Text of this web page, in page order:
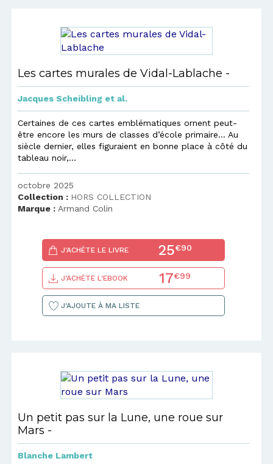
Les cartes murales de Vidal-Lablache -
Jacques Scheibling et al.
Certaines de ces cartes emblématiques ornent peut-
être encore les murs de classes d’école primaire… Au
siècle dernier, elles figuraient en bonne place à côté du
tableau noir,...
octobre 2025
Collection : HORS COLLECTION
Marque : Armand Colin
J'ACHÈTE LE LIVRE 25€90
J'ACHÈTE L'EBOOK 17€99
J'AJOUTE À MA LISTE
Un petit pas sur la Lune, une roue sur
Mars -
Blanche Lambert